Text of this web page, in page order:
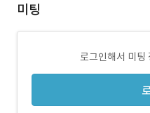
미팅
로그인해서 미팅